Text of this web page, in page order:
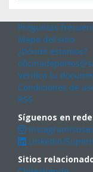
Preguntas
Mapa del sitio
¿Dónde estamos?
Verifica tu
Condiciones de
RSS
Síguenos en
Instagram/
Linkedin/
Sitios